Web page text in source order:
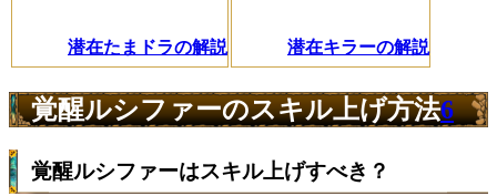
潜在たまドラの解説 潜在キラーの解説
覚醒ルシファーのスキル上げ方法6
覚醒ルシファーはスキル上げすべき？